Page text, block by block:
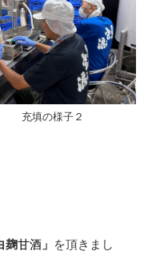
充填の様子２
麹甘酒 」 を頂きまし